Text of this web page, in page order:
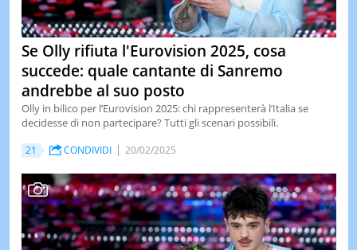
Se Olly rifiuta l'Eurovision 2025, cosa
succede: quale cantante di Sanremo
andrebbe al suo posto
Olly in bilico per l’Eurovision 2025: chi rappresenterà l’Italia se
decidesse di non partecipare? Tutti gli scenari possibili.
21 CONDIVIDI 20/02/2025